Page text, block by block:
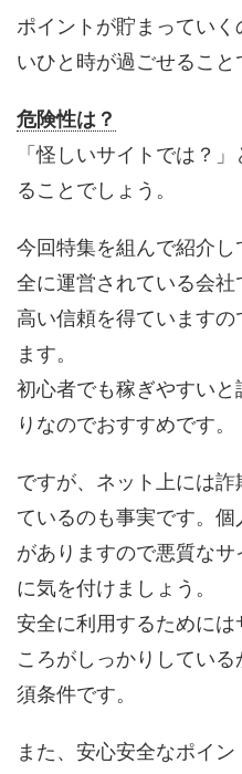
ポイントが貯まってい
いひと時が過ごせること
危険性は？
「怪しいサイトでは？
ることでしょう。
今回特集を組んで紹介
全に運営されている会
高い信頼を得ています
ます。
初心者でも稼ぎやすい
りなのでおすすめです。
ですが、ネット上には
ているのも事実です。
がありますので悪質な
に気を付けましょう。
安全に利用するために
ころがしっかりしてい
須条件です。
また、安心安全なポイ